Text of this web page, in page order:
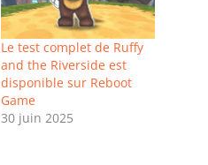
Le test complet de Ruffy
and the Riverside est
disponible sur Reboot
Game
30 juin 2025